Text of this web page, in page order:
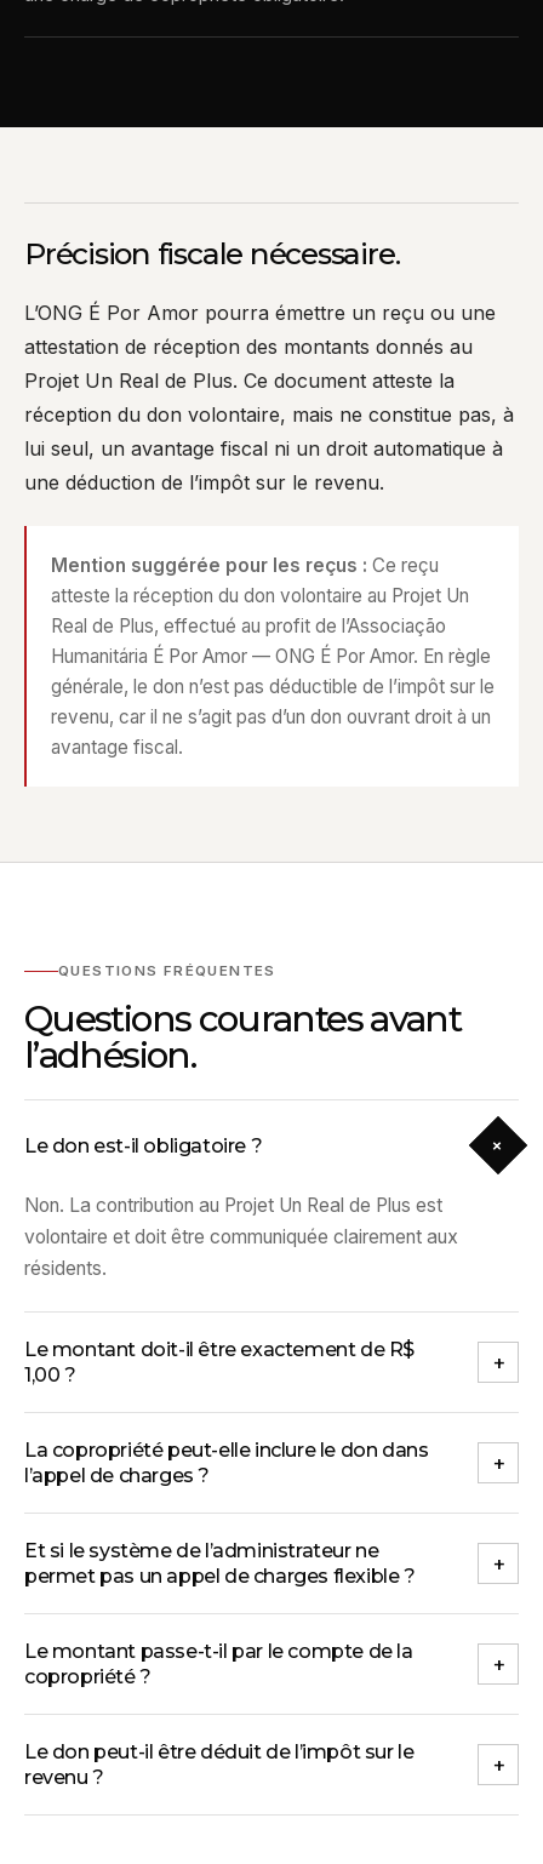
Précision fiscale nécessaire.
L’ONG É Por Amor pourra émettre un reçu ou une
attestation de réception des montants donnés au
Projet Un Real de Plus. Ce document atteste la
réception du don volontaire, mais ne constitue pas, à
lui seul, un avantage fiscal ni un droit automatique à
une déduction de l’impôt sur le revenu.
Mention suggérée pour les reçus : Ce reçu
atteste la réception du don volontaire au Projet Un
Real de Plus, effectué au profit de l’Associação
Humanitária É Por Amor — ONG É Por Amor. En règle
générale, le don n’est pas déductible de l’impôt sur le
revenu, car il ne s’agit pas d’un don ouvrant droit à un
avantage fiscal.
QUESTIONS FRÉQUENTES
Questions courantes avant
l’adhésion.
Le don est-il obligatoire ? +
Non. La contribution au Projet Un Real de Plus est
volontaire et doit être communiquée clairement aux
résidents.
Le montant doit-il être exactement de R$
1,00 ?
+
La copropriété peut-elle inclure le don dans
l’appel de charges ?
+
Et si le système de l’administrateur ne
permet pas un appel de charges flexible ?
+
Le montant passe-t-il par le compte de la
copropriété ?
+
Le don peut-il être déduit de l’impôt sur le
revenu ?
+